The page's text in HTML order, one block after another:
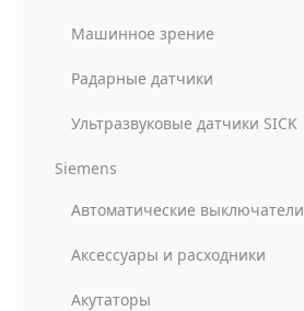
Машинное зрение
Радарные датчики
Ультразвуковые датчики SICK
Siemens
Автоматические выключатели
Аксессуары и расходники
Акутаторы